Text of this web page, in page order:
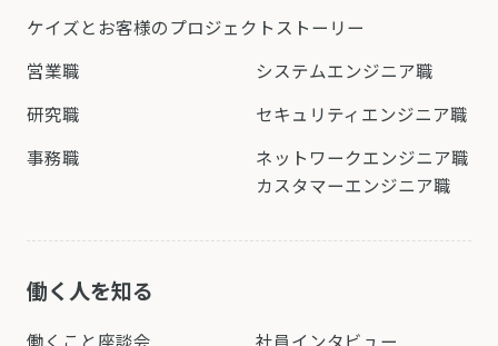
ケイズとお客様のプロジェクトストーリー
営業職
システムエンジニア職
研究職
セキュリティエンジニア職
事務職
ネットワークエンジニア職
カスタマーエンジニア職
働く人を知る
働くこと座談会 社員インタビュー